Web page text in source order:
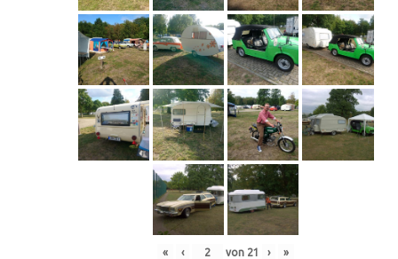
« ‹ von 21 › »